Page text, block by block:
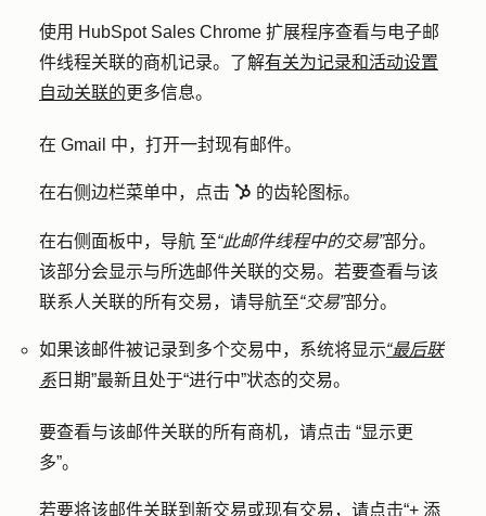
使用 HubSpot Sales Chrome 扩展程序查看与电子邮
件线程关联的商机记录。了解有关为记录和活动设置
自动关联的更多信息。
在 Gmail 中，打开一封现有邮件。
在右侧边栏菜单中，点击 sprocket 的齿轮图标。
在右侧面板中，导航 至“此邮件线程中的交易”部分。
该部分会显示与所选邮件关联的交易。若要查看与该
联系人关联的所有交易，请导航至“交易”部分。
如果该邮件被记录到多个交易中，系统将显示“最后联
系 日期”最新且处于“进行中”状态的交易。
要查看与该邮件关联的所有商机，请点击 “显示更
多”。
若要将该邮件关联到新交易或现有交易，请点击“+ 添